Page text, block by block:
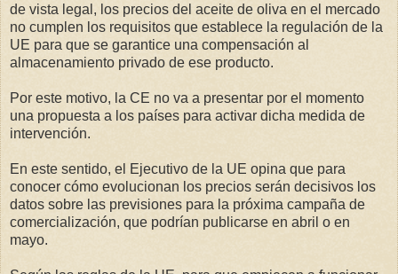
de vista legal, los precios del aceite de oliva en el mercado
no cumplen los requisitos que establece la regulación de la
UE para que se garantice una compensación al
almacenamiento privado de ese producto.
Por este motivo, la CE no va a presentar por el momento
una propuesta a los países para activar dicha medida de
intervención.
En este sentido, el Ejecutivo de la UE opina que para
conocer cómo evolucionan los precios serán decisivos los
datos sobre las previsiones para la próxima campaña de
comercialización, que podrían publicarse en abril o en
mayo.